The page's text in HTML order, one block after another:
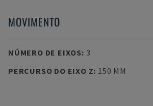
MOVIMENTO
NÚMERO DE EIXOS: 3
PERCURSO DO EIXO Z: 150 MM